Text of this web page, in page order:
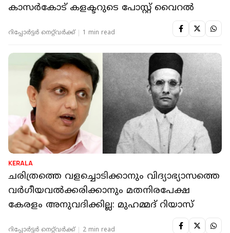
കാസർകോട് കളക്ടറുടെ പോസ്റ്റ് വൈറല്‍
റിപ്പോർട്ടർ നെറ്റ്‌വര്‍ക്ക്‌ 1 min read
KERALA
ചരിത്രത്തെ വളച്ചൊടിക്കാനും വിദ്യാഭ്യാസത്തെ
വർഗീയവൽക്കരിക്കാനും മതനിരപേക്ഷ
കേരളം അനുവദിക്കില്ല: മുഹമ്മദ് റിയാസ്
റിപ്പോർട്ടർ നെറ്റ്‌വര്‍ക്ക്‌ 2 min read